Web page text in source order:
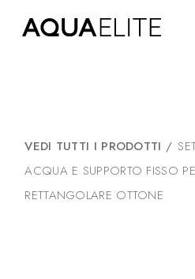
VEDI TUTTI I PRODOTTI /
ACQUA E SUPPORTO FISSO
RETTANGOLARE OTTONE